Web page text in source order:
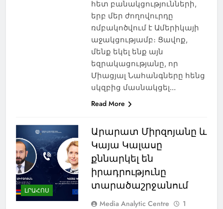
հետ բանակցությունների,
երբ մեր ժողովուրդը
ռմբակոծվում է Ամերիկայի
աջակցությամբ։ Ցավոք,
մենք եկել ենք այն
եզրակացությանը, որ
Միացյալ Նահանգները հենց
սկզբից մասնակցել…
Read More
ԼՐԱՀՈՍ
Արարատ Միրզոյանը և
Կայա Կալասը
քննարկել են
իրադրությունը
տարածաշրջանում
Media Analytic Centre
1